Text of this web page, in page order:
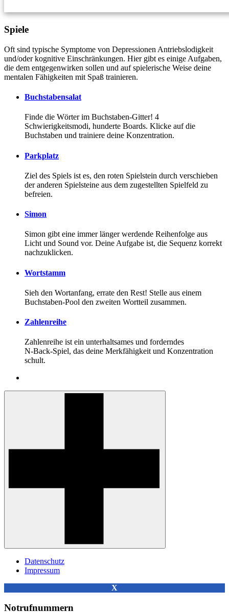
Spiele
Oft sind typische Symptome von Depressionen Antriebslodigkeit
und/oder kognitive Einschränkungen. Hier gibt es einige Aufgaben,
die dem entgegenwirken sollen und auf spielerische Weise deine
mentalen Fähigkeiten mit Spaß trainieren.
Buchstabensalat
Finde die Wörter im Buchstaben-Gitter! 4
Schwierigkeitsmodi, hunderte Boards. Klicke auf die
Buchstaben und trainiere deine Konzentration.
Parkplatz
Ziel des Spiels ist es, den roten Spielstein durch verschieben
der anderen Spielsteine aus dem zugestellten Spielfeld zu
befreien.
Simon
Simon gibt eine immer länger werdende Reihenfolge aus
Licht und Sound vor. Deine Aufgabe ist, die Sequenz korrekt
nachzuklicken.
Wortstamm
Sieh den Wortanfang, errate den Rest! Stelle aus einem
Buchstaben-Pool den zweiten Wortteil zusammen.
Zahlenreihe
Zahlenreihe ist ein unterhaltsames und forderndes
N‑Back‑Spiel, das deine Merkfähigkeit und Konzentration
schult.
Datenschutz
Impressum
X
Notrufnummern